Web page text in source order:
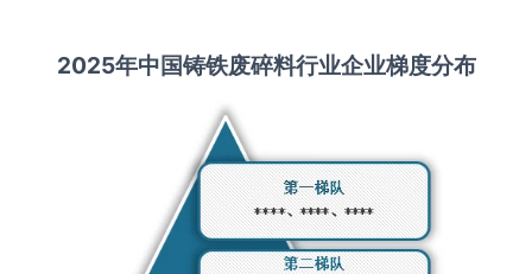
2025年中国铸铁废碎料行业企业梯度分布